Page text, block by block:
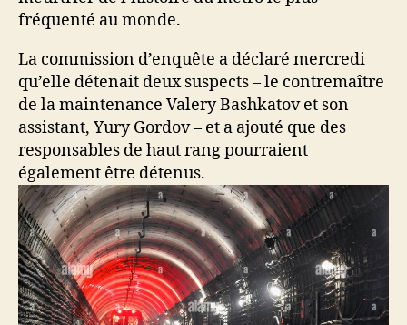
fréquenté au monde.
La commission d’enquête a déclaré mercredi
qu’elle détenait deux suspects – le contremaître
de la maintenance Valery Bashkatov et son
assistant, Yury Gordov – et a ajouté que des
responsables de haut rang pourraient
également être détenus.